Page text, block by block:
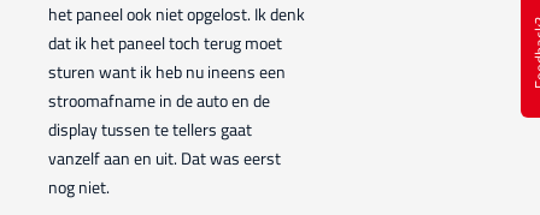
het paneel ook niet opgelost. Ik denk
dat ik het paneel toch terug moet
sturen want ik heb nu ineens een
stroomafname in de auto en de
display tussen te tellers gaat
vanzelf aan en uit. Dat was eerst
nog niet.